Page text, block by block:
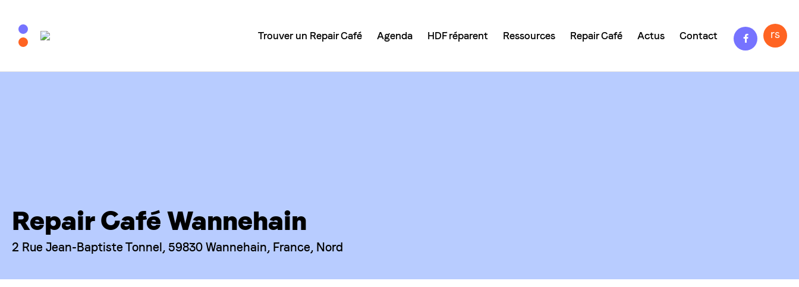
Trouver un Repair Café Agenda HDF réparent Ressources Repair Café Actus Contact Facebook
rs
Repair Café Wannehain
2 Rue Jean-Baptiste Tonnel, 59830 Wannehain, France, Nord